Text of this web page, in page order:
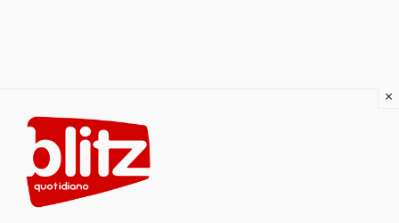
content
×